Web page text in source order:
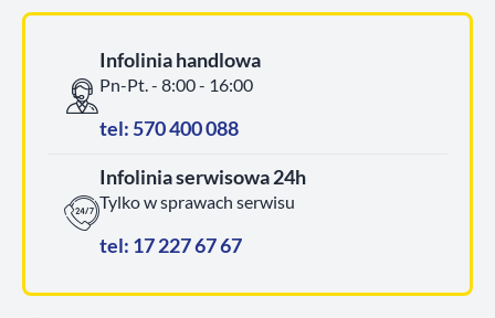
Infolinia handlowa
Pn-Pt. - 8:00 - 16:00
tel: 570 400 088
Infolinia serwisowa 24h
Tylko w sprawach serwisu
tel: 17 227 67 67